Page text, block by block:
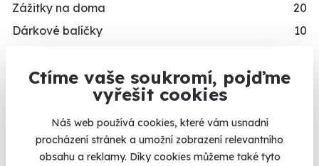
Ctíme vaše soukromí, pojďme
vyřešit cookies
Náš web používá cookies, které vám usnadní
procházení stránek a umožní zobrazení relevantního
obsahu a reklamy. Díky cookies můžeme také tyto
Zážitky na doma
20
Dárkové balíčky
10
Zážitky v akci
Exkluzivně u Zážitky.cz
PRO KOHO